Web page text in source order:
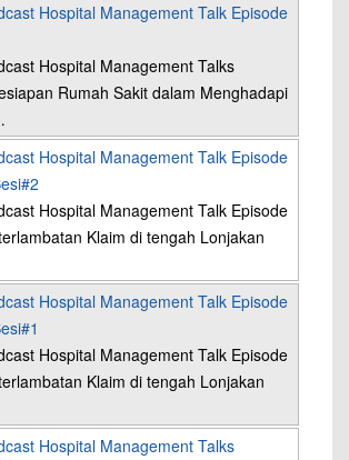
Hospital Management Talk Episode
Hospital Management Talks
Rumah Sakit dalam Menghadapi
Hospital Management Talk Episode
Hospital Management Talk Episode
Klaim di tengah Lonjakan
Hospital Management Talk Episode
Hospital Management Talk Episode
Klaim di tengah Lonjakan
Hospital Management Talks